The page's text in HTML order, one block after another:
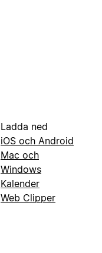
Ladda ned
iOS och Android
Mac och
Windows
Kalender
Web Clipper